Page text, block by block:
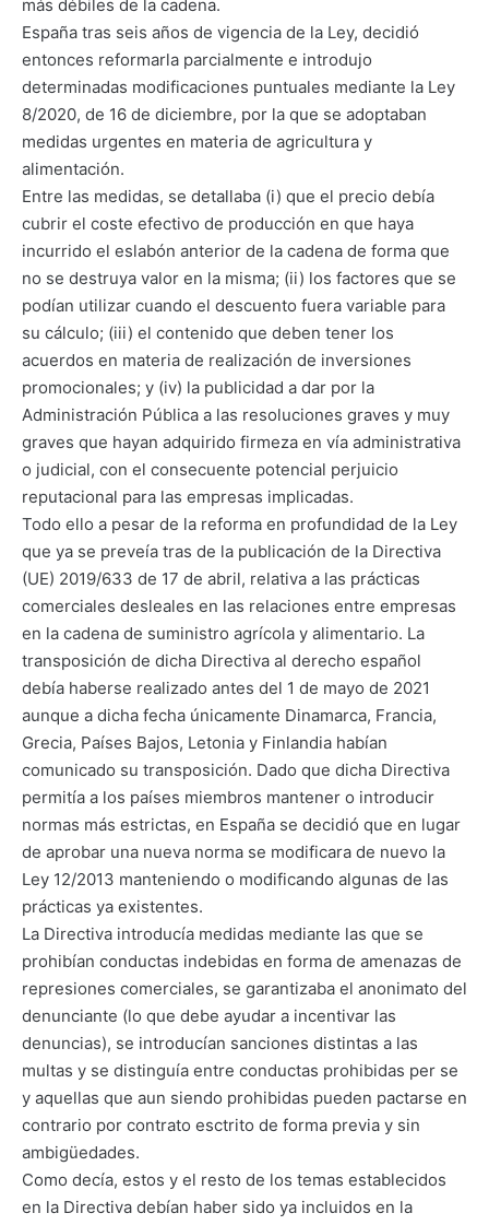
más débiles de la cadena.
España tras seis años de vigencia de la Ley, decidió
entonces reformarla parcialmente e introdujo
determinadas modificaciones puntuales mediante la Ley
8/2020, de 16 de diciembre, por la que se adoptaban
medidas urgentes en materia de agricultura y
alimentación.
Entre las medidas, se detallaba (i) que el precio debía
cubrir el coste efectivo de producción en que haya
incurrido el eslabón anterior de la cadena de forma que
no se destruya valor en la misma; (ii) los factores que se
podían utilizar cuando el descuento fuera variable para
su cálculo; (iii) el contenido que deben tener los
acuerdos en materia de realización de inversiones
promocionales; y (iv) la publicidad a dar por la
Administración Pública a las resoluciones graves y muy
graves que hayan adquirido firmeza en vía administrativa
o judicial, con el consecuente potencial perjuicio
reputacional para las empresas implicadas.
Todo ello a pesar de la reforma en profundidad de la Ley
que ya se preveía tras de la publicación de la Directiva
(UE) 2019/633 de 17 de abril, relativa a las prácticas
comerciales desleales en las relaciones entre empresas
en la cadena de suministro agrícola y alimentario. La
transposición de dicha Directiva al derecho español
debía haberse realizado antes del 1 de mayo de 2021
aunque a dicha fecha únicamente Dinamarca, Francia,
Grecia, Países Bajos, Letonia y Finlandia habían
comunicado su transposición. Dado que dicha Directiva
permitía a los países miembros mantener o introducir
normas más estrictas, en España se decidió que en lugar
de aprobar una nueva norma se modificara de nuevo la
Ley 12/2013 manteniendo o modificando algunas de las
prácticas ya existentes.
La Directiva introducía medidas mediante las que se
prohibían conductas indebidas en forma de amenazas de
represiones comerciales, se garantizaba el anonimato del
denunciante (lo que debe ayudar a incentivar las
denuncias), se introducían sanciones distintas a las
multas y se distinguía entre conductas prohibidas per se
y aquellas que aun siendo prohibidas pueden pactarse en
contrario por contrato esctrito de forma previa y sin
ambigüedades.
Como decía, estos y el resto de los temas establecidos
en la Directiva debían haber sido ya incluidos en la